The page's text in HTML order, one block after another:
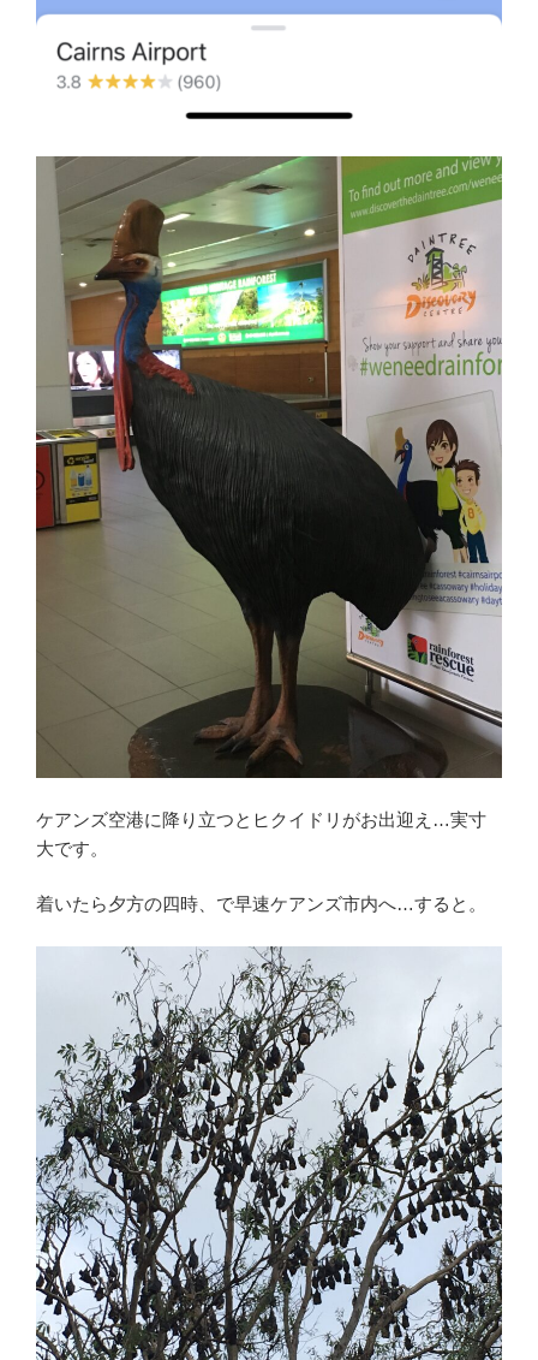
ケアンズ空港に降り立つとヒクイドリがお出迎え…実寸
大です。
着いたら夕方の四時、で早速ケアンズ市内へ…すると。